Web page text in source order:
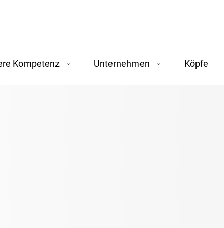
Kompetenz Unternehmen Köpfe